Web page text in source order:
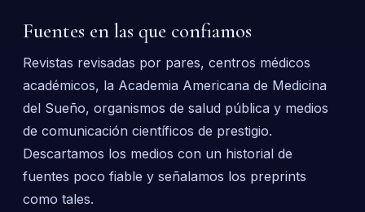
Fuentes en las que confiamos
Revistas revisadas por pares, centros médicos
académicos, la Academia Americana de Medicina
del Sueño, organismos de salud pública y medios
de comunicación científicos de prestigio.
Descartamos los medios con un historial de
fuentes poco fiable y señalamos los preprints
como tales.